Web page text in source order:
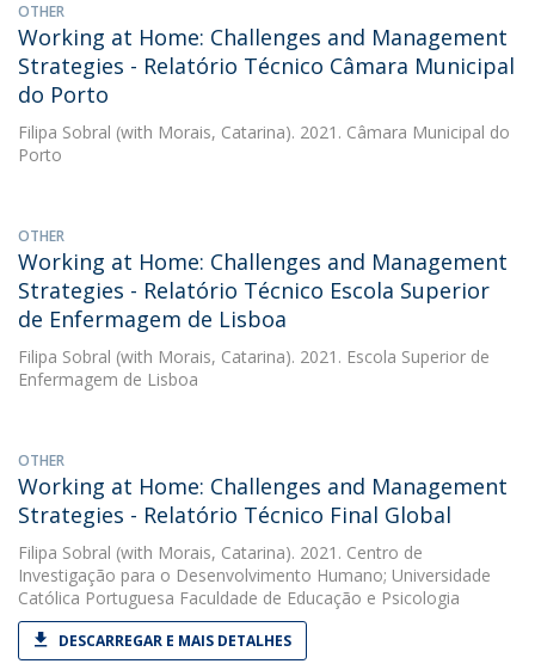
OTHER
Working at Home: Challenges and Management
Strategies - Relatório Técnico Câmara Municipal
do Porto
Filipa Sobral (with Morais, Catarina). 2021. Câmara Municipal do
Porto
OTHER
Working at Home: Challenges and Management
Strategies - Relatório Técnico Escola Superior
de Enfermagem de Lisboa
Filipa Sobral (with Morais, Catarina). 2021. Escola Superior de
Enfermagem de Lisboa
OTHER
Working at Home: Challenges and Management
Strategies - Relatório Técnico Final Global
Filipa Sobral (with Morais, Catarina). 2021. Centro de
Investigação para o Desenvolvimento Humano; Universidade
Católica Portuguesa Faculdade de Educação e Psicologia
DESCARREGAR E MAIS DETALHES